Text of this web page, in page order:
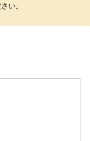
い。